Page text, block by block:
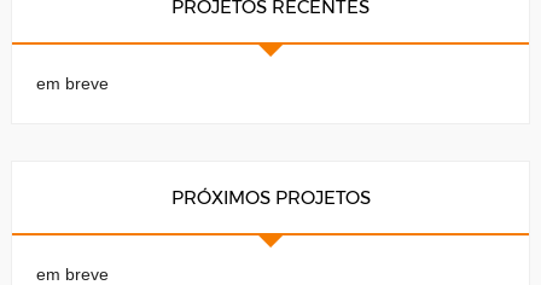
PROJETOS RECENTES
em breve
PRÓXIMOS PROJETOS
em breve